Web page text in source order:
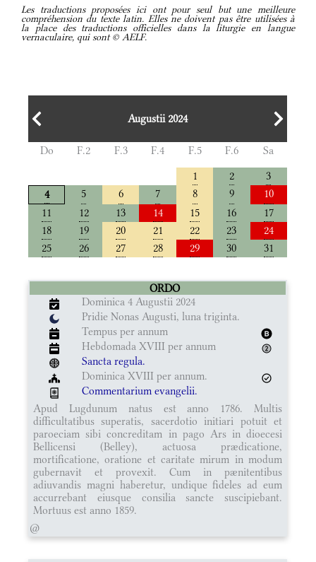
Les traductions proposées ici ont pour seul but une meilleure
compréhension du texte latin. Elles ne doivent pas être utilisées à
la place des traductions officielles dans la liturgie en langue
vernaculaire, qui sont © AELF.
Augustii 2024
Do F.2 F.3 F.4 F.5 F.6
Sa
1
2
3
4
5 6 7 8 9
10
11
12 13 14 15 16
17
18
19 20 21 22 23
24
25
26 27 28 29 30 31
ORDO
Dominica 4 Augustii 2024
Pridie Nonas Augusti, luna triginta.
Tempus per annum
Hebdomada XVIII per annum
Sancta regula.
Dominica XVIII per annum.
Commentarium evangelii.
Apud Lugdunum natus est anno 1786. Multis
difficultatibus superatis, sacerdotio initiari potuit et
paroeciam sibi concreditam in pago Ars in dioecesi
Bellicensi (Belley), actuosa prædicatione,
mortificatione, oratione et caritate mirum in modum
gubernavit et provexit. Cum in pænitentibus
adiuvandis magni haberetur, undique fideles ad eum
accurrebant eiusque consilia sancte suscipiebant.
Mortuus est anno 1859.
@